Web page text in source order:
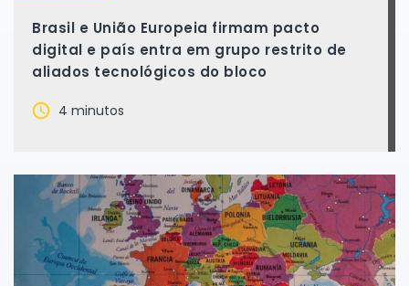
Brasil e União Europeia firmam pacto
digital e país entra em grupo restrito de
aliados tecnológicos do bloco
4 minutos